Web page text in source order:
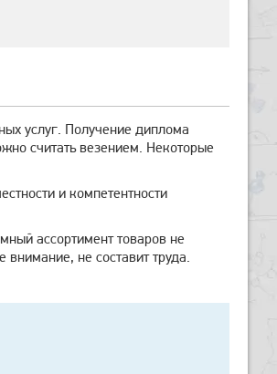
услуг. Получение диплома
считать везением. Некоторые
и компетентности
ассортимент товаров не
не составит труда.